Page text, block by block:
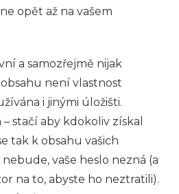
opět až na vašem
a samozřejmě nijak
není vlastnost
i jinými úložišti.
stačí aby kdokoliv získal
tak k obsahu vašich
vaše heslo nezná (a
na to, abyste ho neztratili).